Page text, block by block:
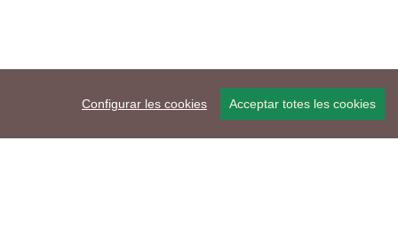
Configurar les cookies Acceptar totes les cookies